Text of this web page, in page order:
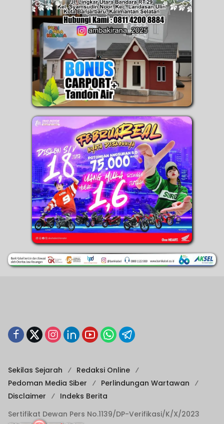
Sekilas Sejarah
Redaksi Online
Pedoman Media Siber
Perlindungan Wartawan
Disclaimer
Indeks Berita
Sertifikat Dewan Pers No.1139/DP-Verifikasi/K/X/2023